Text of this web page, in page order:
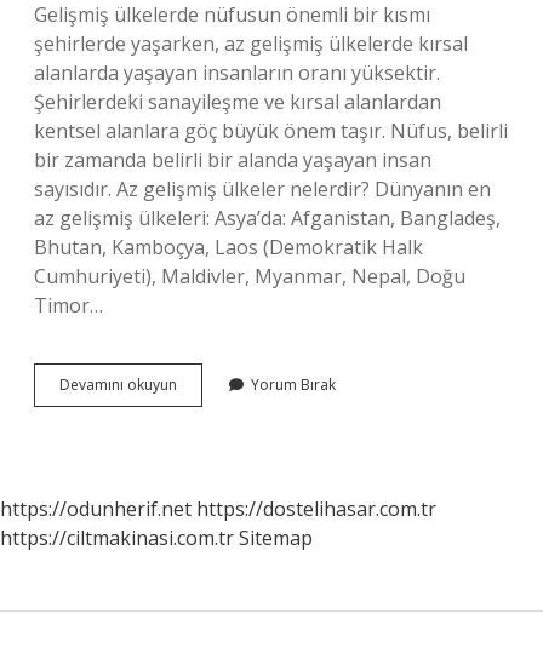
Gelişmiş ülkelerde nüfusun önemli bir kısmı
şehirlerde yaşarken, az gelişmiş ülkelerde kırsal
alanlarda yaşayan insanların oranı yüksektir.
Şehirlerdeki sanayileşme ve kırsal alanlardan
kentsel alanlara göç büyük önem taşır. Nüfus, belirli
bir zamanda belirli bir alanda yaşayan insan
sayısıdır. Az gelişmiş ülkeler nelerdir? Dünyanın en
az gelişmiş ülkeleri: Asya’da: Afganistan, Bangladeş,
Bhutan, Kamboçya, Laos (Demokratik Halk
Cumhuriyeti), Maldivler, Myanmar, Nepal, Doğu
Timor…
Devamını okuyun Gelişmemiş
Ülkelerin
Yorum Bırak
https://odunherif.net https://dostelihasar.com.tr
https://ciltmakinasi.com.trSitemap